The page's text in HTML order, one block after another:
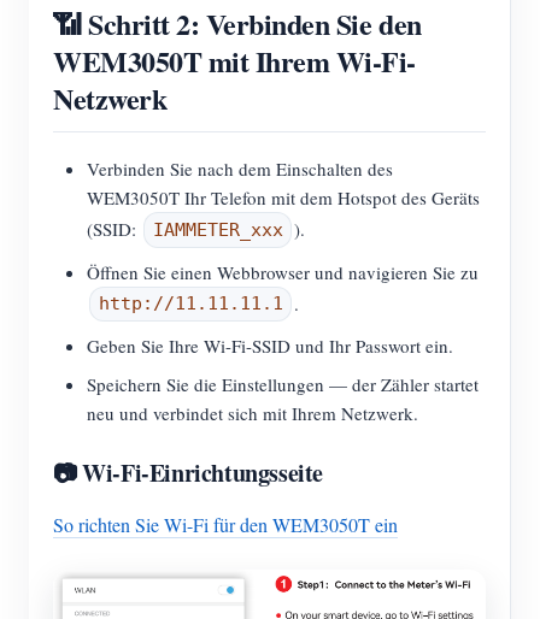
📶 Schritt 2: Verbinden Sie den
WEM3050T mit Ihrem Wi-Fi-
Netzwerk
Verbinden Sie nach dem Einschalten des
WEM3050T Ihr Telefon mit dem Hotspot des Geräts
(SSID:
IAMMETER_xxx ).
Öffnen Sie einen Webbrowser und navigieren Sie zu
http://11.11.11.1
.
Geben Sie Ihre Wi-Fi-SSID und Ihr Passwort ein.
Speichern Sie die Einstellungen — der Zähler startet
neu und verbindet sich mit Ihrem Netzwerk.
📷 Wi-Fi-Einrichtungsseite
So richten Sie Wi-Fi für den WEM3050T ein